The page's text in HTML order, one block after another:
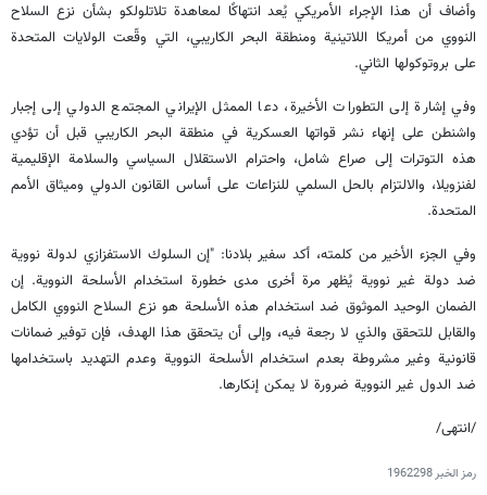
وأضاف أن هذا الإجراء الأمريكي يُعد انتهاكًا لمعاهدة تلاتلولكو بشأن نزع السلاح
النووي من أمريكا اللاتينية ومنطقة البحر الكاريبي، التي وقّعت الولايات المتحدة
على بروتوكولها الثاني.
وفي إشارة إلى التطورات الأخيرة، دعا الممثل الإيراني المجتمع الدولي إلى إجبار
واشنطن على إنهاء نشر قواتها العسكرية في منطقة البحر الكاريبي قبل أن تؤدي
هذه التوترات إلى صراع شامل، واحترام الاستقلال السياسي والسلامة الإقليمية
لفنزويلا، والالتزام بالحل السلمي للنزاعات على أساس القانون الدولي وميثاق الأمم
المتحدة.
وفي الجزء الأخير من كلمته، أكد سفير بلادنا: "إن السلوك الاستفزازي لدولة نووية
ضد دولة غير نووية يُظهر مرة أخرى مدى خطورة استخدام الأسلحة النووية. إن
الضمان الوحيد الموثوق ضد استخدام هذه الأسلحة هو نزع السلاح النووي الكامل
والقابل للتحقق والذي لا رجعة فيه، وإلى أن يتحقق هذا الهدف، فإن توفير ضمانات
قانونية وغير مشروطة بعدم استخدام الأسلحة النووية وعدم التهديد باستخدامها
ضد الدول غير النووية ضرورة لا يمكن إنكارها.
/انتهى/
رمز الخبر1962298